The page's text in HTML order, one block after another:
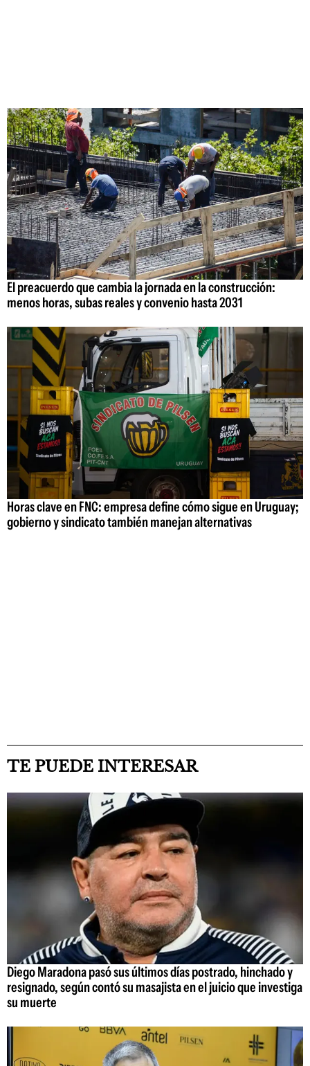
El preacuerdo que cambia la jornada en la construcción:
menos horas, subas reales y convenio hasta 2031
Horas clave en FNC: empresa define cómo sigue en Uruguay;
gobierno y sindicato también manejan alternativas
TE PUEDE INTERESAR
Diego Maradona pasó sus últimos días postrado, hinchado y
resignado, según contó su masajista en el juicio que investiga
su muerte